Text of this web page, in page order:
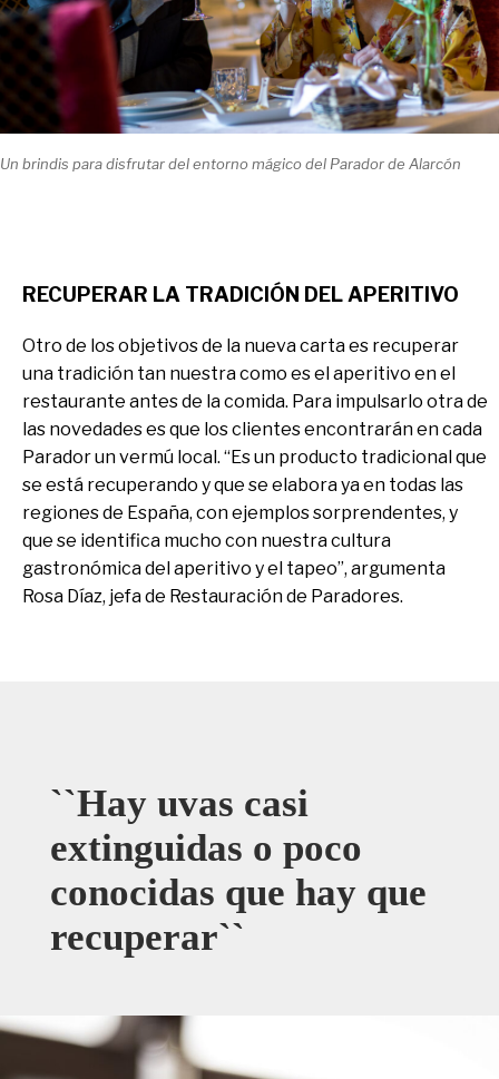
Un brindis para disfrutar del entorno mágico del Parador de Alarcón
RECUPERAR LA TRADICIÓN DEL APERITIVO
Otro de los objetivos de la nueva carta es recuperar
una tradición tan nuestra como es el aperitivo en el
restaurante antes de la comida. Para impulsarlo otra de
las novedades es que los clientes encontrarán en cada
Parador un vermú local. “Es un producto tradicional que
se está recuperando y que se elabora ya en todas las
regiones de España, con ejemplos sorprendentes, y
que se identifica mucho con nuestra cultura
gastronómica del aperitivo y el tapeo”, argumenta
Rosa Díaz, jefa de Restauración de Paradores.
``Hay uvas casi
extinguidas o poco
conocidas que hay que
recuperar``